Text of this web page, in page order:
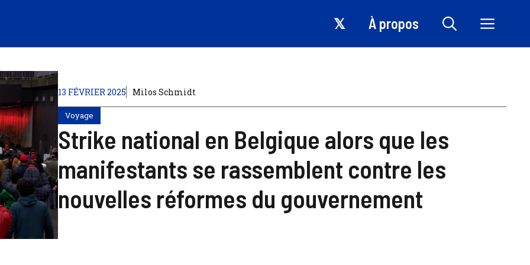
𝕏 À propos
13 FÉVRIER 2025 Milos Schmidt
Voyage
Strike national en Belgique alors que les
manifestants se rassemblent contre les
nouvelles réformes du gouvernement